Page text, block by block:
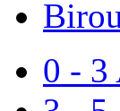
0 - 3